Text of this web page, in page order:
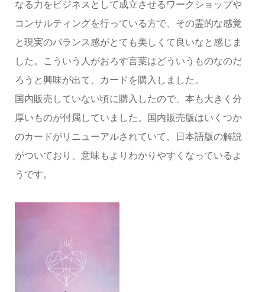
なる力をビジネスとして成立させるワークショップや
コンサルティングを行っている方で、その霊的な感覚
と現実のバランス感がとても美しくて良いなと感じま
した。こういう人がおろす言葉はどういうものなのだ
ろうと興味が出て、カードを購入しました。
国内販売していない頃に購入したので、本も大きく分
厚いものが付属していました。国内販売版はいくつか
のカードがリニューアルされていて、日本語版の解説
がついており、意味もよりわかりやすくなっているよ
うです。